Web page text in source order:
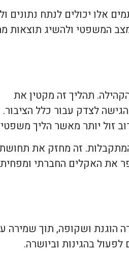
אלו יכולים לנתח נתונים
המשפטי ולהשיג תוצאות
תהליך זה מקטין את
לצדק עבור כלל הציבור.
זול יותר מאשר הליך משפטי
זה מחזק את
את האקלים החברתי ומפחית
הוגנת ושקופה, תוך שמירה
בהגינות וביושרה.